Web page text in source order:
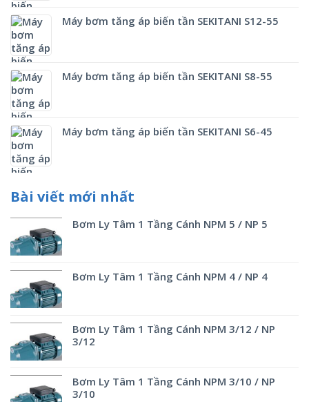
Máy bơm tăng áp biến tần SEKITANI S12-55
Máy bơm tăng áp biến tần SEKITANI S8-55
Máy bơm tăng áp biến tần SEKITANI S6-45
Bài viết mới nhất
Bơm Ly Tâm 1 Tầng Cánh NPM 5 / NP 5
Bơm Ly Tâm 1 Tầng Cánh NPM 4 / NP 4
Bơm Ly Tâm 1 Tầng Cánh NPM 3/12 / NP
3/12
Bơm Ly Tâm 1 Tầng Cánh NPM 3/10 / NP
3/10